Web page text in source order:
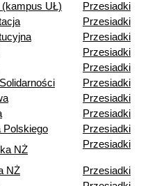
(kampus UŁ)
Przesiadki
Przesiadki
Przesiadki
Przesiadki
Przesiadki
Przesiadki
Przesiadki
Przesiadki
Polskiego
Przesiadki
NŻ Przesiadki
NŻ
Przesiadki